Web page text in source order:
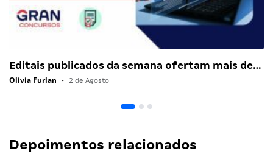
Editais publicados da semana ofertam mais de…
Olivia Furlan • 2 de Agosto
Depoimentos relacionados